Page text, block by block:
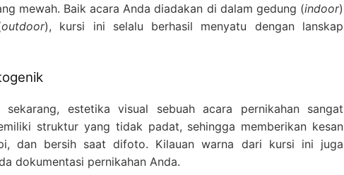
mewah. Baik acara Anda diadakan di dalam gedung (indoor)
outdoor), kursi ini selalu berhasil menyatu dengan lanskap
estetika visual sebuah acara pernikahan sangat
struktur yang tidak padat, sehingga memberikan kesan
dan bersih saat difoto. Kilauan warna dari kursi ini juga
dokumentasi pernikahan Anda.